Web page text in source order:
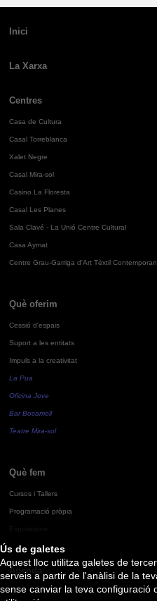
Ús de galetes
Aquest lloc utilitza galetes de
serveis a partir de l'anàlisi de la
sense canviar la teva configuració
Inici
La Xarxa
Centres
Casa de Cultura
Casal Torreblanca
Xalet Negre
Casal Mira-sol
Casino La Floresta
Casal Les Planes
Sala Clavé - La Unió Centre Cultural
Casa Aymat
Centre Grau-Garriga d'Art Tèxtil
Què oferim
Cessió d'espais
Suport a les entitats
Impuls a la creativitat
La Pua
Oficina Jove
Bar Bocamoll
Teatre Mira-sol
Què fem
Cursos i Tallers
Programació pròpia
Agenda